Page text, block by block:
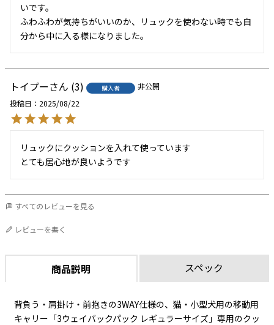
いです。
ふわふわが気持ちがいいのか、リュックを使わない時でも自
分から中に入る様になりました。
トイプー 3 購入者
非公開
投稿日
2025/08/22
リュックにクッションを入れて使っています
とても居心地が良いようです
すべてのレビューを見る
レビューを書く
商品説明
背負う・肩掛け・前抱きの3WAY仕様の、猫・小型犬用の移動用
キャリー「3ウェイバックパック レギュラーサイズ」専用のクッ
スペック